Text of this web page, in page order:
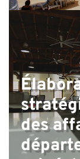
des